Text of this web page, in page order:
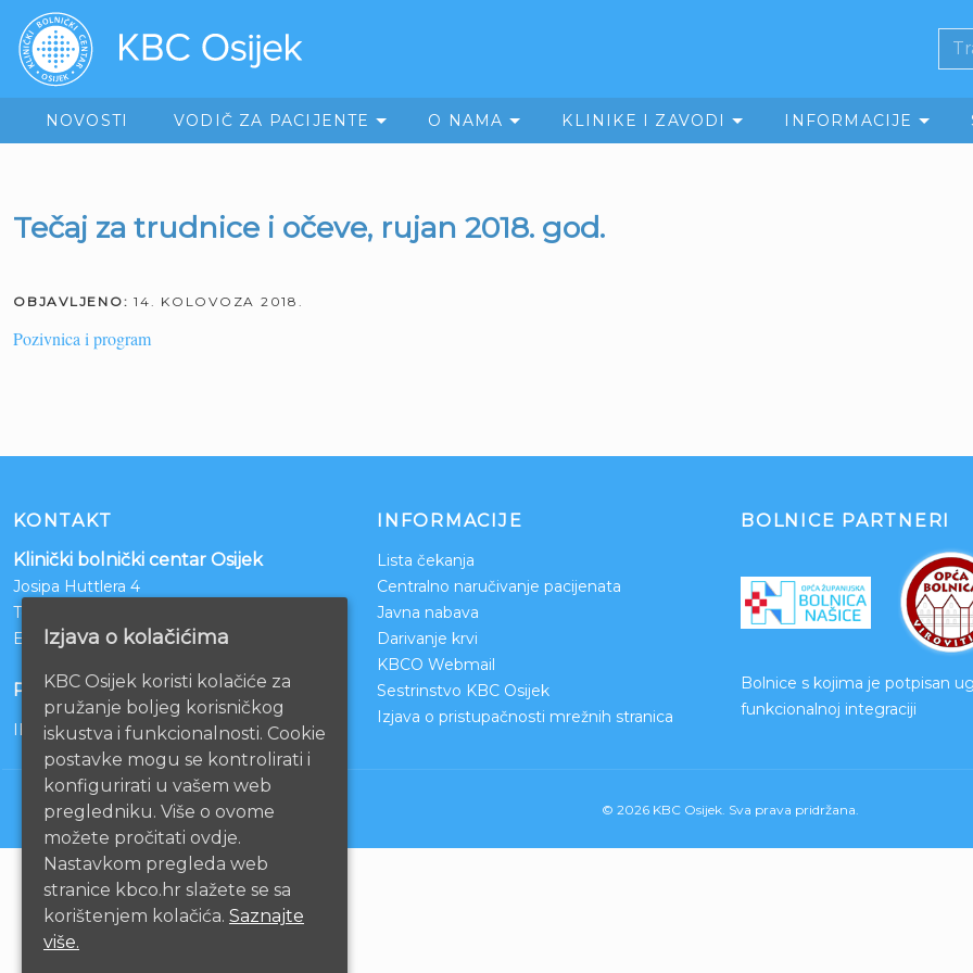
NOVOSTI VODIČ ZA PACIJENTE O NAMA KLINIKE I ZAVODI INFORMACIJE
Tečaj za trudnice i očeve, rujan 2018. god.
OBJAVLJENO: 14. KOLOVOZA 2018.
Pozivnica i program
KONTAKT
Klinički bolnički centar Osijek
Josipa Huttlera 4
Tel:
Email:ravnateljstvo@kbco.hr
POSLOVNI RAČUNI
IBAN: HR1210010051863000160
INFORMACIJE
Lista čekanja
Centralno naručivanje pacijenata
Javna nabava
Darivanje krvi
KBCO Webmail
Sestrinstvo KBC Osijek
Izjava o pristupačnosti mrežnih stranica
BOLNICE PARTNERI
Bolnice s kojima je potpisan
funkcionalnoj integraciji
© 2026 KBC Osijek. Sva prava pridržana.
Izjava o kolačićima
KBC Osijek koristi kolačiće za
pružanje boljeg korisničkog
iskustva i funkcionalnosti. Cookie
postavke mogu se kontrolirati i
konfigurirati u vašem web
pregledniku. Više o ovome
možete pročitati ovdje.
Nastavkom pregleda web
stranice kbco.hr slažete se sa
korištenjem kolačića. Saznajte
više.